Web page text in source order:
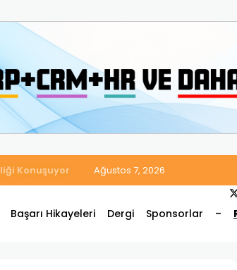
Süreçlerini Tek Platformda Birleştirdi
Ağustos 7, 2026
Başarı Hikayeleri Dergi Sponsorlar –